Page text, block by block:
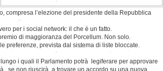
compresa l’elezione del presidente della Repubblica
per i social network: il che è un fatto.
di maggioranza del Porcellum. Non solo.
preferenze, prevista dal sistema di liste bloccate.
i quali il Parlamento potrà legiferare per approvare
, se non riuscirà a trovare un accordo su una nuova